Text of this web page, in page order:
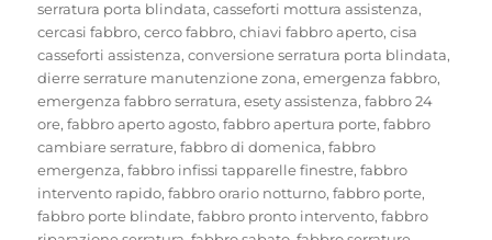
serratura porta blindata,casseforti mottura assistenza,
cercasi fabbro,cerco fabbro,chiavi fabbro aperto,cisa
casseforti assistenza,conversione serratura porta blindata,
dierre serrature manutenzione zona,emergenza fabbro,
emergenza fabbro serratura,esety assistenza,fabbro 24
ore,fabbro aperto agosto,fabbro apertura porte,fabbro
cambiare serrature,fabbro di domenica,fabbro
emergenza,fabbro infissi tapparelle finestre,fabbro
intervento rapido,fabbro orario notturno,fabbro porte,
fabbro porte blindate,fabbro pronto intervento,fabbro